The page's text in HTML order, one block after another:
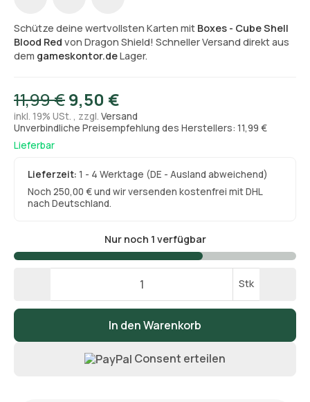
Schütze deine wertvollsten Karten mit Boxes - Cube Shell
Blood Red von Dragon Shield! Schneller Versand direkt aus
dem gameskontor.deLager.
11,99 €9,50 €
inkl. 19% USt. , zzgl. Versand
Unverbindliche Preisempfehlung des Herstellers: 11,99 €
Lieferbar
Lieferzeit:1 - 4 Werktage (DE - Ausland abweichend)
Noch 250,00 € und wir versenden kostenfrei mit DHL
nach Deutschland.
Nur noch 1 verfügbar
Stk
In den Warenkorb
Consent erteilen